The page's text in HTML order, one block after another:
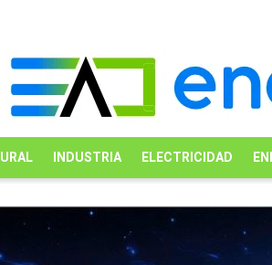
INDUSTRIA ELECTRICIDAD